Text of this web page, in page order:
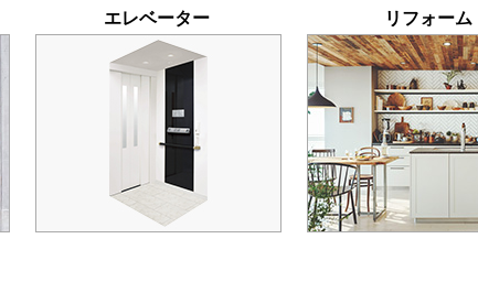
エレベーター リフォーム